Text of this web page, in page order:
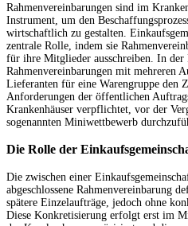
Rahmenvereinbarungen sind im
Instrument, um den
wirtschaftlich zu gestalten.
zentrale Rolle, indem sie
für ihre Mitglieder ausschreiben. In der
Rahmenvereinbarungen mit mehreren
Lieferanten für eine Warengruppe den
Anforderungen der öffentlichen
Krankenhäuser verpflichtet, vor der
sogenannten Miniwettbewerb
Die Rolle der
Die zwischen einer
abgeschlossene Rahmenvereinbarung
spätere Einzelaufträge, jedoch ohne
Diese Konkretisierung erfolgt erst im